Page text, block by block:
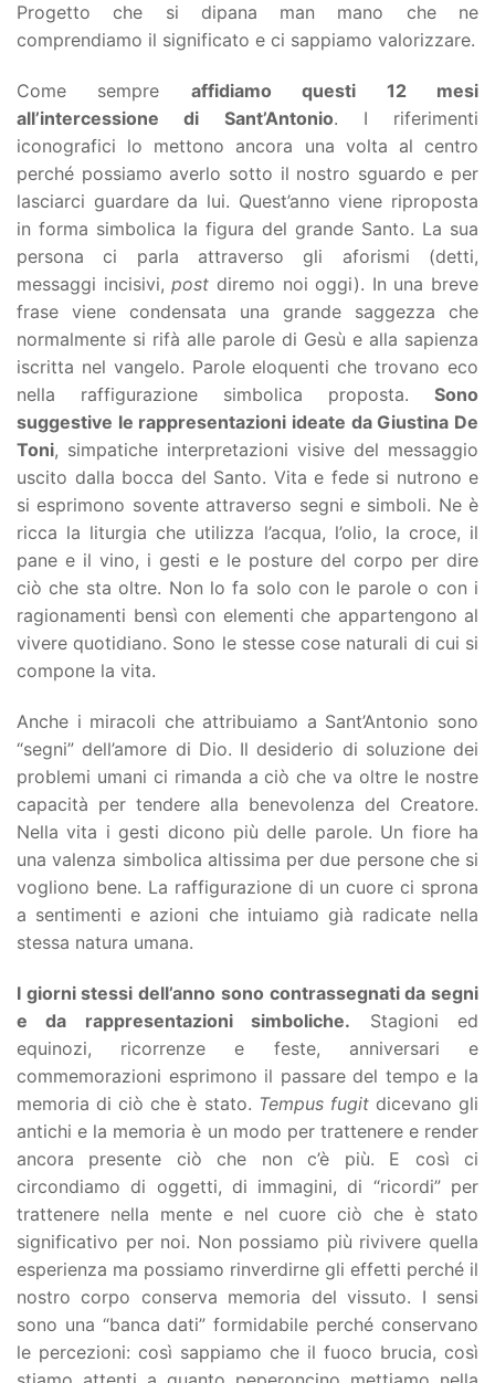
Progetto che si dipana man mano che ne
comprendiamo il significato e ci sappiamo valorizzare.
Come sempre affidiamo questi 12 mesi
all’intercessione di Sant’Antonio. I riferimenti
iconografici lo mettono ancora una volta al centro
perché possiamo averlo sotto il nostro sguardo e per
lasciarci guardare da lui. Quest’anno viene riproposta
in forma simbolica la figura del grande Santo. La sua
persona ci parla attraverso gli aforismi (detti,
messaggi incisivi,post diremo noi oggi). In una breve
frase viene condensata una grande saggezza che
normalmente si rifà alle parole di Gesù e alla sapienza
iscritta nel vangelo. Parole eloquenti che trovano eco
nella raffigurazione simbolica proposta. Sono
suggestive le rappresentazioni ideate da Giustina De
Toni, simpatiche interpretazioni visive del messaggio
uscito dalla bocca del Santo. Vita e fede si nutrono e
si esprimono sovente attraverso segni e simboli. Ne è
ricca la liturgia che utilizza l’acqua, l’olio, la croce, il
pane e il vino, i gesti e le posture del corpo per dire
ciò che sta oltre. Non lo fa solo con le parole o con i
ragionamenti bensì con elementi che appartengono al
vivere quotidiano. Sono le stesse cose naturali di cui si
compone la vita.
Anche i miracoli che attribuiamo a Sant’Antonio sono
“segni” dell’amore di Dio. Il desiderio di soluzione dei
problemi umani ci rimanda a ciò che va oltre le nostre
capacità per tendere alla benevolenza del Creatore.
Nella vita i gesti dicono più delle parole. Un fiore ha
una valenza simbolica altissima per due persone che si
vogliono bene. La raffigurazione di un cuore ci sprona
a sentimenti e azioni che intuiamo già radicate nella
stessa natura umana.
I giorni stessi dell’anno sono contrassegnati da segni
e da rappresentazioni simboliche. Stagioni ed
equinozi, ricorrenze e feste, anniversari e
commemorazioni esprimono il passare del tempo e la
memoria di ciò che è stato. Tempus fugitdicevano gli
antichi e la memoria è un modo per trattenere e render
ancora presente ciò che non c’è più. E così ci
circondiamo di oggetti, di immagini, di “ricordi” per
trattenere nella mente e nel cuore ciò che è stato
significativo per noi. Non possiamo più rivivere quella
esperienza ma possiamo rinverdirne gli effetti perché il
nostro corpo conserva memoria del vissuto. I sensi
sono una “banca dati” formidabile perché conservano
le percezioni: così sappiamo che il fuoco brucia, così